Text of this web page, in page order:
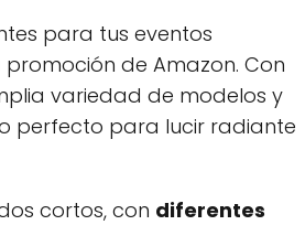
para tus eventos
de Amazon. Con
variedad de modelos y
perfecto para lucir radiante
cortos, con diferentes